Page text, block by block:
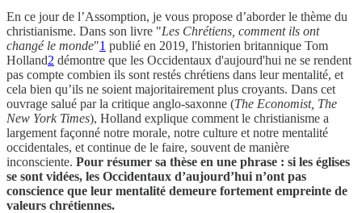
En ce jour de l’Assomption, je vous propose d’aborder le thème du
christianisme. Dans son livre "Les Chrétiens, comment ils ont
changé le monde"1 publié en 2019 l'historien britannique Tom
Holland2 démontre que les Occidentaux d'aujourd'hui ne se rendent
pas compte combien ils sont restés chrétiens dans leur mentalité, et
cela bien qu’ils ne soient majoritairement plus croyants. Dans cet
ouvrage salué par la critique anglo-saxonne (The Economist, The
New York Times), Holland explique comment le christianisme a
largement façonné notre morale, notre culture et notre mentalité
occidentales, et continue de le faire, souvent de manière
inconsciente. Pour résumer sa thèse en une phrase : si les églises
se sont vidées, les Occidentaux d’aujourd’hui n’ont pas
conscience que leur mentalité demeure fortement empreinte de
valeurs chrétiennes.